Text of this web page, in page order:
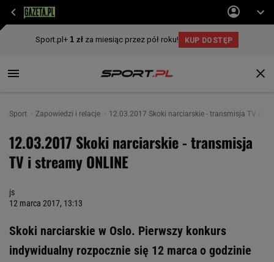
Sport Zapowiedzi i relacje 12.03.2017 Skoki narciarskie - transmisja TV i
12.03.2017 Skoki narciarskie - transmisja
TV i streamy ONLINE
js
12 marca 2017, 13:13
Skoki narciarskie w Oslo. Pierwszy konkurs
indywidualny rozpocznie się 12 marca o godzinie